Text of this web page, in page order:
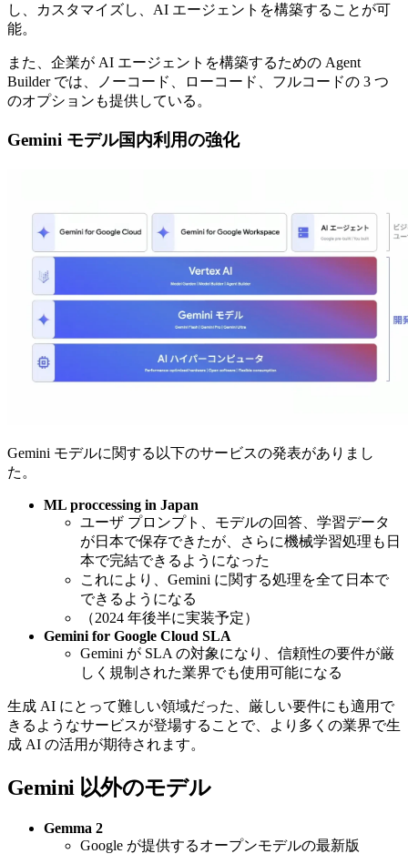
し、カスタマイズし、AI エージェントを構築することが可
能。
また、企業が AI エージェントを構築するための Agent
Builder では、ノーコード、ローコード、フルコードの 3 つ
のオプションも提供している。
Gemini モデル国内利用の強化
Gemini モデルに関する以下のサービスの発表がありまし
た。
ML proccessing in Japan
ユーザ プロンプト、モデルの回答、学習データ
が日本で保存できたが、さらに機械学習処理も日
本で完結できるようになった
これにより、Gemini に関する処理を全て日本で
できるようになる
（2024 年後半に実装予定）
Gemini for Google Cloud SLA
Gemini が SLA の対象になり、信頼性の要件が厳
しく規制された業界でも使用可能になる
生成 AI にとって難しい領域だった、厳しい要件にも適用で
きるようなサービスが登場することで、より多くの業界で生
成 AI の活用が期待されます。
Gemini 以外のモデル
Gemma 2
Google が提供するオープンモデルの最新版